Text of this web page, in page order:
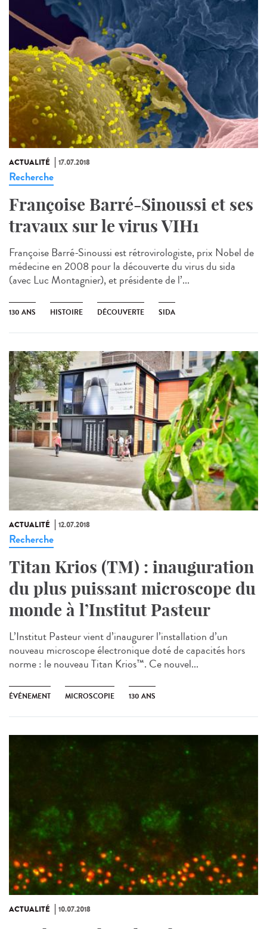
ACTUALITÉ 17.07.2018
Recherche
Françoise Barré-Sinoussi et ses
travaux sur le virus VIH1
Françoise Barré-Sinoussi est rétrovirologiste, prix Nobel de
médecine en 2008 pour la découverte du virus du sida
(avec Luc Montagnier), et présidente de l’...
130 ANS HISTOIRE DÉCOUVERTE SIDA
ACTUALITÉ 12.07.2018
Recherche
Titan Krios (TM) : inauguration
du plus puissant microscope du
monde à l’Institut Pasteur
L’Institut Pasteur vient d’inaugurer l’installation d’un
nouveau microscope électronique doté de capacités hors
norme : le nouveau Titan Krios™. Ce nouvel...
ÉVÉNEMENT MICROSCOPIE 130 ANS
ACTUALITÉ 10.07.2018